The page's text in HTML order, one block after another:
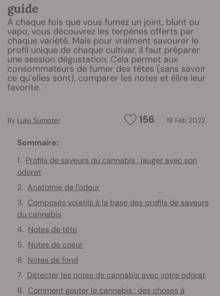
guide
À chaque fois que vous fumez un joint, blunt ou
vapo, vous découvrez les terpènes offerts par
chaque variété. Mais pour vraiment savourer le
profil unique de chaque cultivar, il faut préparer
une session dégustation. Cela permet aux
consommateurs de fumer des têtes (sans savoir
ce qu’elles sont), comparer les notes et élire leur
favorite.
156 19 Feb 2022
By Luke Sumpter
Sommaire:
Profils de saveurs du cannabis : jauger avec son
odorat
Anatomie de l'odeur
Composés volatils à la base des profils de saveurs
du cannabis
Notes de tête
Notes de coeur
Notes de fond
Détecter les notes de cannabis avec votre odorat
Comment gouter le cannabis : des choses à